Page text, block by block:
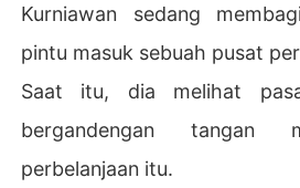
tang apa pun.
dan hidupnya akan seperti di
g baik, pengertian, dan bahkan
Kurniawan sedang
pintu masuk sebuah pusat
Saat itu, dia melihat
bergandengan tangan
perbelanjaan itu.